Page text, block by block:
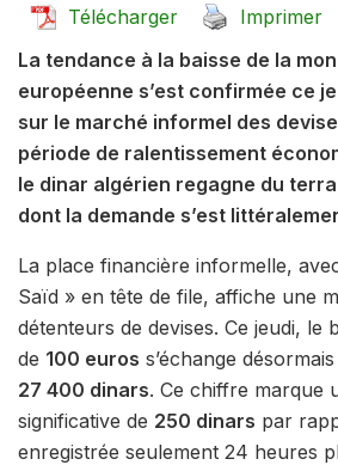
Télécharger
Imprimer
La tendance à la baisse de la
européenne s’est confirmée ce
sur le marché informel des
période de ralentissement
le dinar algérien regagne du
dont la demande s’est
La place financière informelle,
Saïd » en tête de file, affiche une
détenteurs de devises. Ce jeudi, le
de 100 euros s’échange
27 400 dinars. Ce chiffre marque
significative de 250 dinars par
enregistrée seulement 24 heures